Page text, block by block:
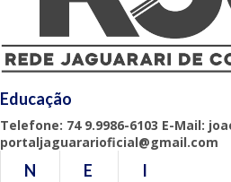
Educação
Telefone: 74 9.9986-6103 E-Mail:
portaljaguararioficial@gmail.com
N
E
I